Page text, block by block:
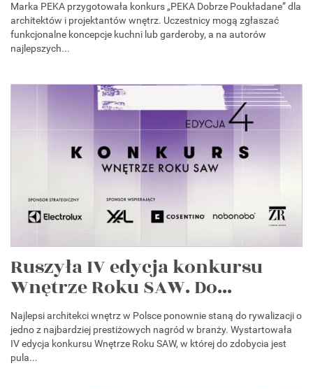
Marka PEKA przygotowała konkurs „PEKA Dobrze Poukładane” dla
architektów i projektantów wnętrz. Uczestnicy mogą zgłaszać
funkcjonalne koncepcje kuchni lub garderoby, a na autorów
najlepszych...
Ruszyła IV edycja konkursu
Wnętrze Roku SAW. Do...
Najlepsi architekci wnętrz w Polsce ponownie staną do rywalizacji o
jedno z najbardziej prestiżowych nagród w branży. Wystartowała
IV edycja konkursu Wnętrze Roku SAW, w której do zdobycia jest
pula...